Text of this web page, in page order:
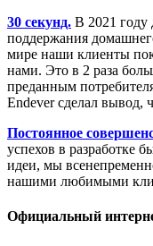
30 секунд. В 2021 году
поддержания
мире наши клиенты
нами. Это в 2 раза
преданным
Endever сделал вывод,
Постоянное
успехов в разработке
идеи, мы
нашими любимыми
Официальный